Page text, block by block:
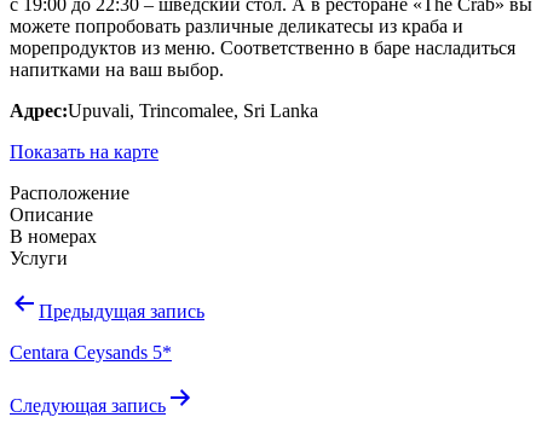
можете попробовать различные деликатесы из краба и
морепродуктов из меню. Соответственно в баре насладиться
напитками на ваш выбор.
Адрес:Upuvali, Trincomalee, Sri Lanka
Показать на карте
Расположение
Описание
В номерах
Услуги
Навигация
записям
Предыдущая запись
Centara Ceysands 5*
Следующая запись